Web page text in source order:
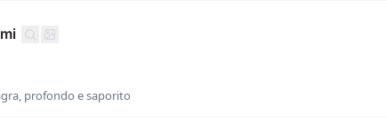
profondo e saporito